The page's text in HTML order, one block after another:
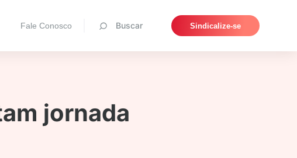
Fale Conosco Buscar Sindicalize-se
Pesquisar
jornada